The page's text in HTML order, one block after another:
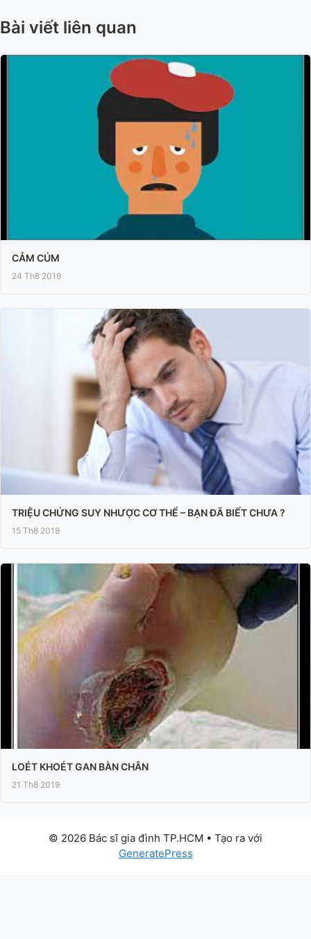
Bài viết liên quan
CẢM CÚM
24 Th8 2019
TRIỆU CHỨNG SUY NHƯỢC CƠ THỂ – BẠN ĐÃ BIẾT CHƯA ?
15 Th8 2018
LOÉT KHOÉT GAN BÀN CHÂN
21 Th8 2019
© 2026 Bác sĩ gia đình TP.HCM • Tạo ra với
GeneratePress